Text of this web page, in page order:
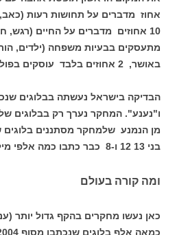
אחוז מדברים על תחושות רעות
באושר, 2 אחוזים בלבד עוסקים בפוליטיקה.
הבדיקה בישראל נעשתה בבלוגים
ו"נענע". המחקר נערך רק בבלוגים
מן הנמנע שלמחקר מסתננים בלוגים
בני 13 12 ו-8 כבר כתבו כמה אלפי מילים בבלוגים שלהם).
ומה קורה בעולם
כאן נעשו מחקרים בהקף גדול יותר